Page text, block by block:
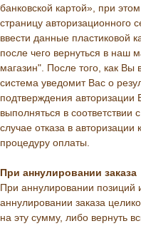
банковской картой», при
страницу авторизационного
ввести данные пластиковой
после чего вернуться в наш
магазин". После того, как Вы
система уведомит Вас о
подтверждения авторизации
выполняться в
случае отказа в
процедуру оплаты.
При аннулировании заказа
При аннулировании позиций
аннулировании заказа
на эту сумму, либо вернуть